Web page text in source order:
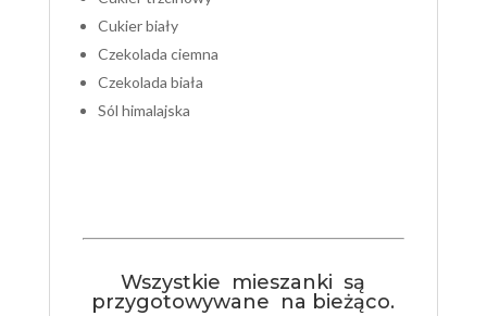
Cukier biały
Czekolada ciemna
Czekolada biała
Sól himalajska
Wszystkie mieszanki są
przygotowywane na bieżąco.